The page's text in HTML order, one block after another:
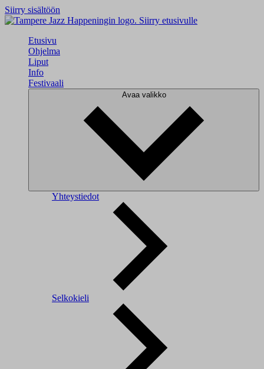
Siirry sisältöön
Siirry etusivulle
Etusivu
Ohjelma
Liput
Info
Festivaali
Avaa valikko
Yhteystiedot
Selkokieli